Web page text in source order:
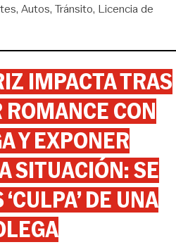
Autos Tránsito Licencia de
IMPACTA TRAS
CON
Y EXPONER
SITUACIÓN: SE
DE UNA